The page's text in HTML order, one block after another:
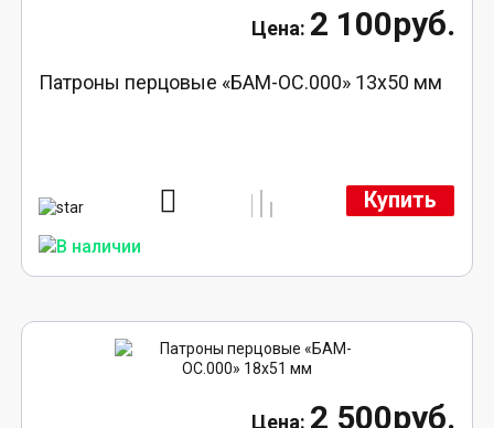
2 100руб.
Патроны перцовые «БАМ-ОС.000» 13х50 мм
Купить
2 500руб.